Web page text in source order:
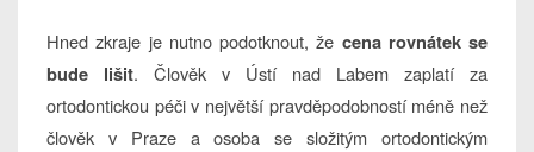
Hned zkraje je nutno podotknout, že cena rovnátek se
bude lišit. Člověk v Ústí nad Labem zaplatí za
ortodontickou péči v největší pravděpodobností méně než
člověk v Praze a osoba se složitým ortodontickým